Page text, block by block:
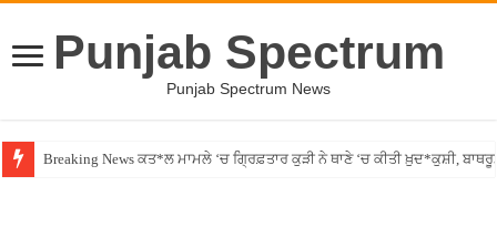
Punjab Spectrum
Punjab Spectrum News
Breaking News ਕਤ*ਲ ਮਾਮਲੇ ‘ਚ ਗ੍ਰਿਫ਼ਤਾਰ ਕੁੜੀ ਨੇ ਥਾਣੇ ‘ਚ ਕੀਤੀ ਖ਼ੁਦ*ਕੁਸ਼ੀ,